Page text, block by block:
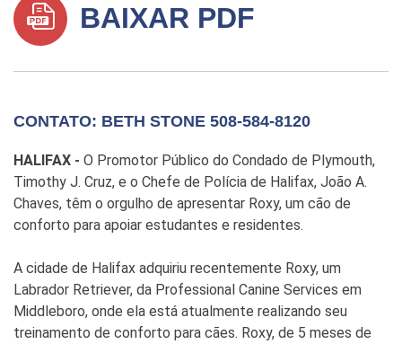
BAIXAR PDF
CONTATO: BETH STONE 508-584-8120
HALIFAX - O Promotor Público do Condado de Plymouth,
Timothy J. Cruz, e o Chefe de Polícia de Halifax, João A.
Chaves, têm o orgulho de apresentar Roxy, um cão de
conforto para apoiar estudantes e residentes.
A cidade de Halifax adquiriu recentemente Roxy, um
Labrador Retriever, da Professional Canine Services em
Middleboro, onde ela está atualmente realizando seu
treinamento de conforto para cães. Roxy, de 5 meses de